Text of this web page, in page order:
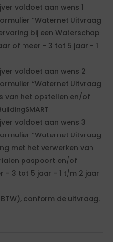
voldoet aan wens 1
“Waternet Uitvraag
bij een Waterschap
of meer - 3 tot 5 jaar - 1
voldoet aan wens 2
“Waternet Uitvraag
van het opstellen en/of
voldoet aan wens 3
“Waternet Uitvraag
met het verwerken van
paspoort en/of
- 3 tot 5 jaar - 1 t/m 2 jaar
conform de uitvraag.